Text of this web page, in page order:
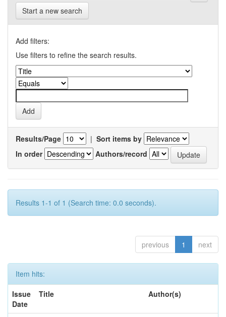
Start a new search
Add filters:
Use filters to refine the search results.
Results/Page | Sort items by
In order
Authors/record
Results 1-1 of 1 (Search time: 0.0 seconds).
previous 1 next
Item hits:
Issue
Date
Title Author(s)